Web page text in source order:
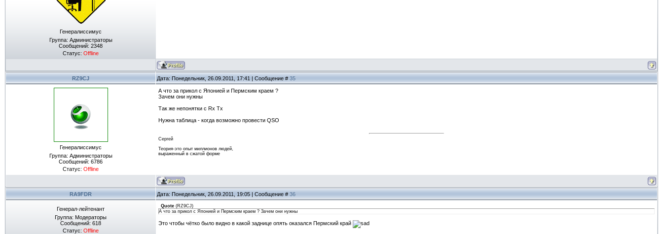
Генералиссимус
Группа: Администраторы
Сообщений: 2348
Статус: Offline
RZ9CJ Дата: Понедельник, 26.09.2011, 17:41 | Сообщение # 35
Генералиссимус
Группа: Администраторы
Сообщений: 6786
Статус: Offline
А что за прикол с Японией и Пермским краем ?
Зачем они нужны
Так же непонятки с Rx Tx
Нужна таблица - когда возможно провести QSO
Сергей
Теория-это опыт миллионов людей,
выраженный в сжатой форме
RA9FDR Дата: Понедельник, 26.09.2011, 19:05 | Сообщение # 36
Генерал-лейтенант
Группа: Модераторы
Сообщений: 618
Статус: Offline
Quote (RZ9CJ)
А что за прикол с Японией и Пермским краем ? Зачем они нужны
Это чтобы чётко было видно в какой заднице опять оказался Пермский край